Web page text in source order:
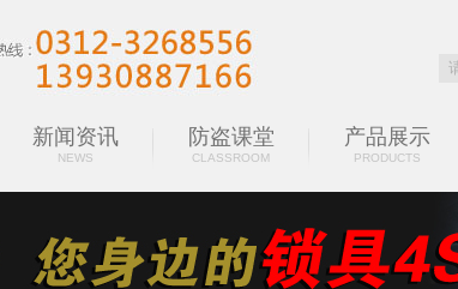
新闻资讯
NEWS
防盗课堂
CLASSROOM
产品展示
PRODUCTS